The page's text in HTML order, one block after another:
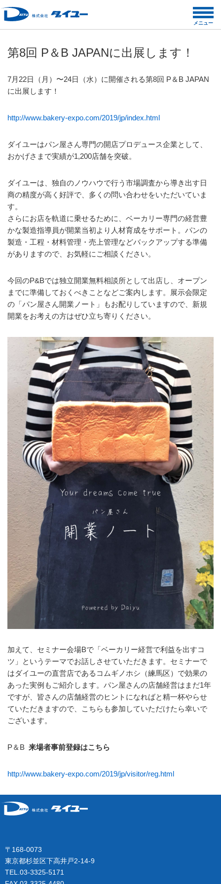
コ
テ
メニュー
第8回 P＆B JAPANに出展します！
7月22日（月）〜24日（水）に開催される第8回 P＆B JAPAN
に出展します！
http://www.bakery-expo.com/2019/jp/index.html
ダイユーはパン屋さん専門の開店プロデュース企業として、
おかげさまで実績が1,200店舗を突破。
ダイユーは、独自のノウハウで行う市場調査から導き出す日
商の精度が高く好評で、多くの問い合わせをいただいていま
す。
さらにお店を軌道に乗せるために、ベーカリー専門の経営豊
かな製造指導員が開業当初より人材育成をサポート。パンの
製造・工程・材料管理・売上管理などバックアップする準備
がありますので、お気軽にご相談ください。
今回のP&Bでは独立開業無料相談所として出店し、オープン
までに準備しておくべきことなどご案内します。展示会限定
の「パン屋さん開業ノート」もお配りしていますので、新規
開業をお考えの方はぜひ立ち寄りください。
加えて、セミナー会場Bで「ベーカリー経営で利益を出すコ
ツ」というテーマでお話しさせていただきます。セミナーで
はダイユーの直営店であるコムギノホシ（練馬区）で効果の
あった実例もご紹介します。パン屋さんの店舗経営はまだ1年
ですが、皆さんの店舗経営のヒントになればと精一杯やらせ
ていただきますので、こちらも参加していただけたら幸いで
ございます。
P＆B 来場者事前登録はこちら
http://www.bakery-expo.com/2019/jp/visitor/reg.html
〒168-0073
東京都杉並区下高井戸2-14-9
TEL.03-3325-5171